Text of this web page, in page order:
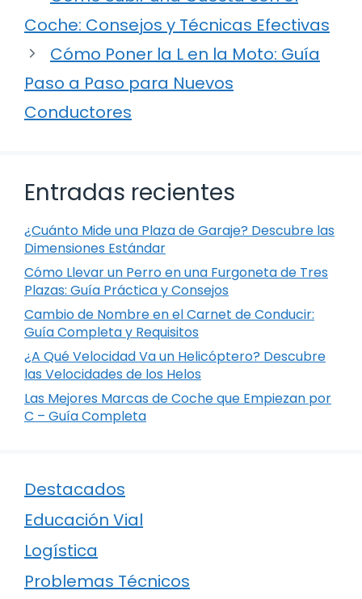
Coche: Consejos y Técnicas Efectivas
Cómo Poner la L en la Moto: Guía
Paso a Paso para Nuevos
Conductores
Entradas recientes
¿Cuánto Mide una Plaza de Garaje? Descubre las
Dimensiones Estándar
Cómo Llevar un Perro en una Furgoneta de Tres
Plazas: Guía Práctica y Consejos
Cambio de Nombre en el Carnet de Conducir:
Guía Completa y Requisitos
¿A Qué Velocidad Va un Helicóptero? Descubre
las Velocidades de los Helos
Las Mejores Marcas de Coche que Empiezan por
C – Guía Completa
Destacados
Educación Vial
Logística
Problemas Técnicos